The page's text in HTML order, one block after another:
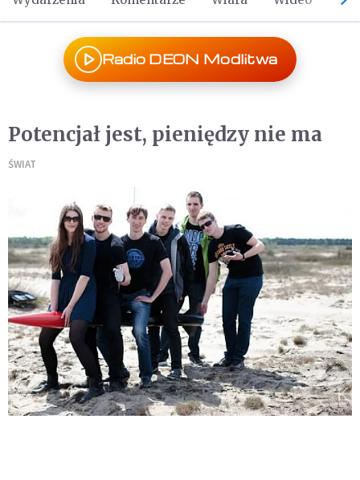
Radio DEON Modlitwa
Potencjał jest, pieniędzy nie ma
ŚWIAT